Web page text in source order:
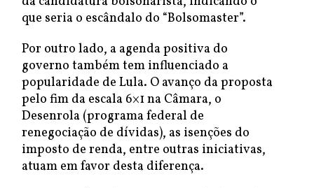
que seria o escândalo do “Bolsomaster”.
Por outro lado, a agenda positiva do
governo também tem influenciado a
popularidade de Lula. O avanço da proposta
pelo fim da escala 6×1 na Câmara, o
Desenrola (programa federal de
renegociação de dívidas), as isenções do
imposto de renda, entre outras iniciativas,
atuam em favor desta diferença.